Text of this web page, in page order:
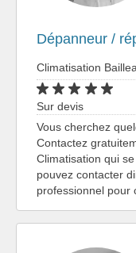
Dépanneur /
Climatisation
Sur devis
Vous cherchez
Contactez
Climatisation qui
pouvez contacter
professionnel